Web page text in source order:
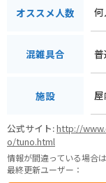
オススメ人数 何
混雑具合 普
施設
公式サイト:http://
o/tuno.html
情報が間違っている場合は
最終更新ユーザー：